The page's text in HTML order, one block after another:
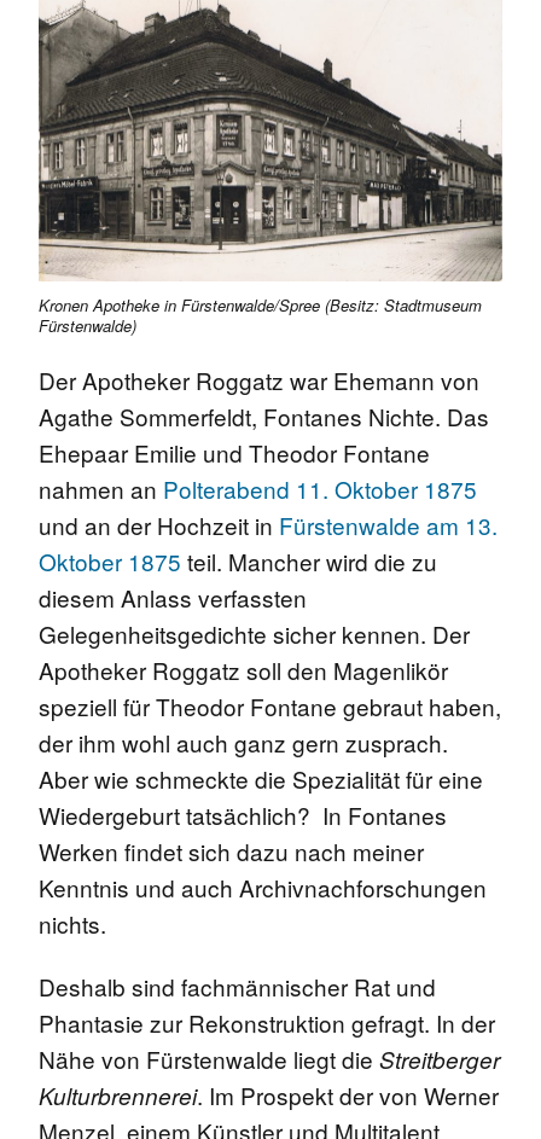
Kronen Apotheke in Fürstenwalde/Spree (Besitz: Stadtmuseum
Fürstenwalde)
Der Apotheker Roggatz war Ehemann von
Agathe Sommerfeldt, Fontanes Nichte. Das
Ehepaar Emilie und Theodor Fontane
nahmen an Polterabend 11. Oktober 1875
und an der Hochzeit in Fürstenwalde am 13.
Oktober 1875 teil. Mancher wird die zu
diesem Anlass verfassten
Gelegenheitsgedichte sicher kennen. Der
Apotheker Roggatz soll den Magenlikör
speziell für Theodor Fontane gebraut haben,
der ihm wohl auch ganz gern zusprach.
Aber wie schmeckte die Spezialität für eine
Wiedergeburt tatsächlich? In Fontanes
Werken findet sich dazu nach meiner
Kenntnis und auch Archivnachforschungen
nichts.
Deshalb sind fachmännischer Rat und
Phantasie zur Rekonstruktion gefragt. In der
Nähe von Fürstenwalde liegt die Streitberger
Kulturbrennerei. Im Prospekt der von Werner
Menzel, einem Künstler und Multitalent,